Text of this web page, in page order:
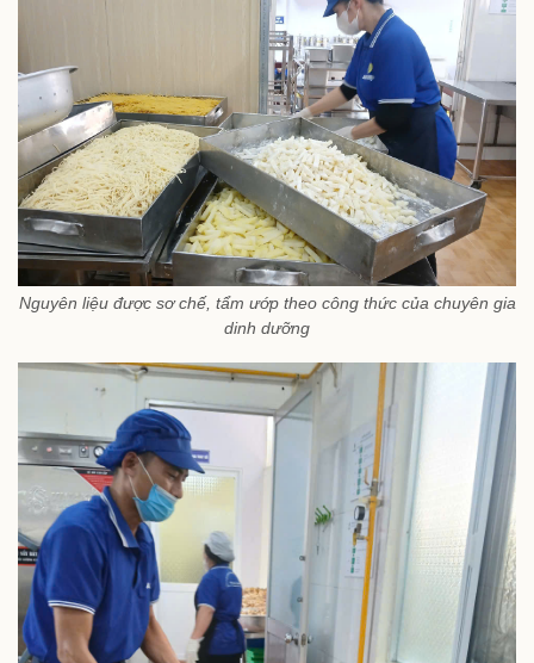
Nguyên liệu được sơ chế, tẩm ướp theo công thức của chuyên gia
dinh dưỡng